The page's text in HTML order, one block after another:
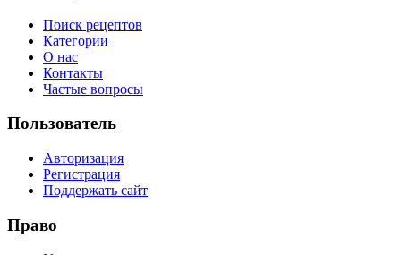
Поиск рецептов
Категории
О нас
Контакты
Частые вопросы
Пользователь
Авторизация
Регистрация
Поддержать сайт
Право